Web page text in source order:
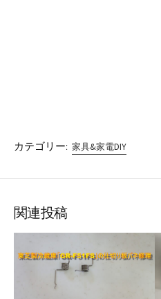
カテゴリー: 家具&家電DIY
関連投稿